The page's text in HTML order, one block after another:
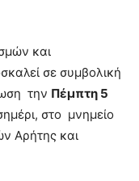
και
σε συμβολική
την Πέμπτη 5
στο μνημείο
Αρήτης και